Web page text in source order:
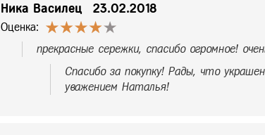
Ника Василец 23.02.2018
Оценка:
прекрасные сережки, спасибо огромное!
Спасибо за покупку! Рады, что
уважением Наталья!